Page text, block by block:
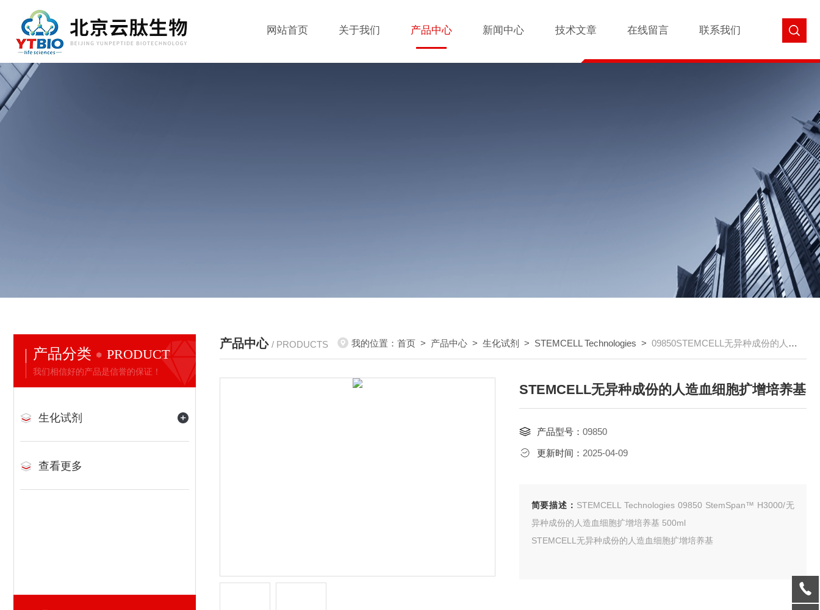
网站首页 关于我们 产品中心 新闻中心 技术文章 在线留言 联系我们
产品分类 PRODUCT
我们相信好的产品是信誉的保证！
生化试剂
查看更多
产品中心 / PRODUCTS 我的位置：首页 > 产品中心 >生化试剂 > STEMCELL Technologies >09850STEMCELL无异种成份的人造血细胞扩增培养基
STEMCELL无异种成份的人造血细胞扩增培养基
产品型号： 09850
更新时间： 2025-04-09
简要描述： STEMCELL Technologies 09850 StemSpan™ H3000/无
异种成份的人造血细胞扩增培养基 500ml
STEMCELL无异种成份的人造血细胞扩增培养基